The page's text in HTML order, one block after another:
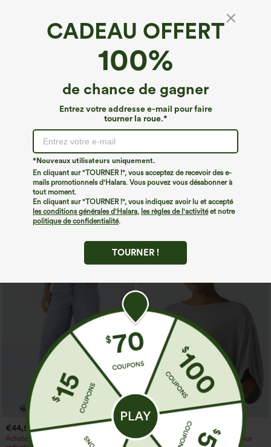
CADEAU OFFERT
100%
de chance de gagner
Entrez votre addresse e-mail pour faire
tourner la roue.*
*Nouveaux utilisateurs uniquement.
En cliquant sur "TOURNER !", vous acceptez de recevoir des e-
mails promotionnels d'Halara. Vous pouvez vous désabonner à
tout moment.
En cliquant sur "TOURNER !", vous indiquez avoir lu et accepté
les conditions générales d'Halara, les règles de l'activitéet notre
politique de confidentialité.
TOURNER !
€35,95 EUR €40,95 EUR
Achetez-en 2 pour 61,54 € ou 4 pour
123,08 €.
Combinaison décontractée chinée à
bretelles réglables, fronces et jambes
€35,95 EUR
Achetez-en 2, le 3e est offert
Pantalon de travail Halara Flex™
DayStretch à taille haute, avec poches et
€44,95 EUR €49,95 EUR
Achetez-en 2 et bénéficiez de 10 % de
€26,95 EUR
Achetez-en 3 pour 52,62 €, 6 pour